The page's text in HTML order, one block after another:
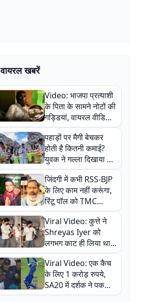
वायरल खबरें
Video: भाजपा प्रत्याशी
के पिता के सामने नोटों की
गड्डियां, वायरल वीडियो
से राजनीति में उबाल,
अजित महतो बोले- TMC
की गंदी चाल
पहाड़ों पर मैगी बेचकर
होती है कितनी कमाई?
युवक ने गल्ला दिखाया तो
नौकरी वालों के खड़े हो गए
कान
जिंदगी में कभी RSS-BJP
के लिए काम नहीं करूंगा,
रिंटू पॉल को TMC
ऑफिस में ले जाकर पीटा,
Video वायरल
Viral Video: कुत्ते ने
Shreyas Iyer को
लगभग काट ही लिया था,
न्यूजीलैंड सीरीज से पहले
बाल-बाल बचे
Viral Video: एक कैच
के लिए 1 करोड़ रुपये,
SA20 में दर्शक ने पकड़ा
एक हाथ से गजब का कैच